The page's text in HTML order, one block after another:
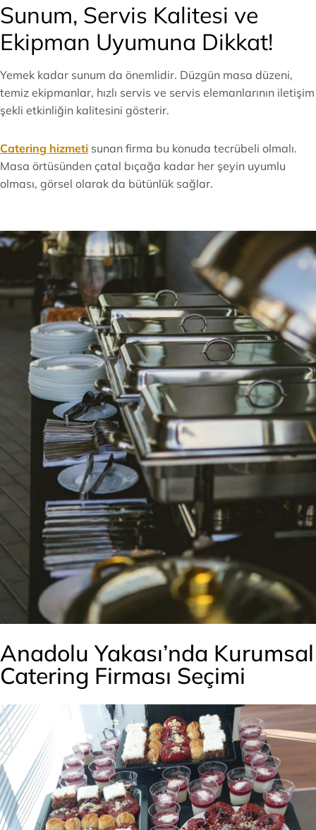
Sunum, Servis Kalitesi ve
Ekipman Uyumuna Dikkat!
Yemek kadar sunum da önemlidir. Düzgün masa düzeni,
temiz ekipmanlar, hızlı servis ve servis elemanlarının iletişim
şekli etkinliğin kalitesini gösterir.
Catering hizmeti sunan firma bu konuda tecrübeli olmalı.
Masa örtüsünden çatal bıçağa kadar her şeyin uyumlu
olması, görsel olarak da bütünlük sağlar.
Anadolu Yakası’nda Kurumsal
Catering Firması Seçimi